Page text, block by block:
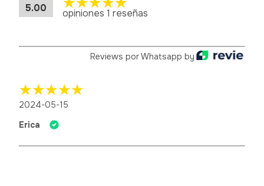
5.00 opiniones 1 reseñas
Reviews por Whatsapp by
2024-05-15
Erica